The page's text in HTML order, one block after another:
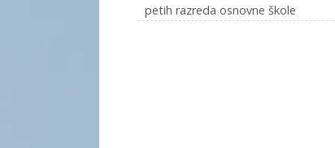
petih razreda osnovne škole